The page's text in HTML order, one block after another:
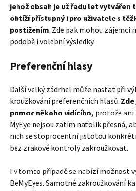
jehož obsah je už řadu let vytvářen
obtíží přístupný i pro uživatele s
postižením. Zde pak mohou zájemci
podobě i volební výsledky.
Preferenční hlasy
Další velký zádrhel může nastat při
kroužkování preferenčních hlasů.
pomoc někoho vidícího, protože ani
MyEye nejsou zatím natolik přesná,
nich se stoprocentní jistotou
bez zrakové kontroly zakroužkovat.
I v tomto případě se nabízí možnost
BeMyEyes. Samotné zakroužkování